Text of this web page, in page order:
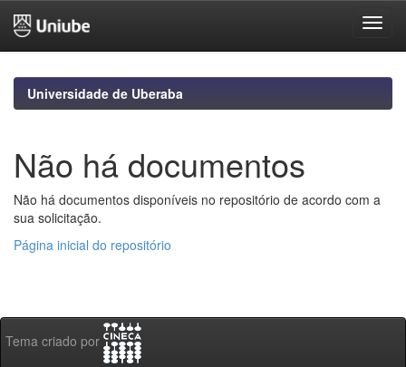
navigationUniversidade de Uberaba
Não há documentos
Não há documentos disponíveis no repositório de acordo com a
sua solicitação.
Página inicial do repositório
Tema criado por